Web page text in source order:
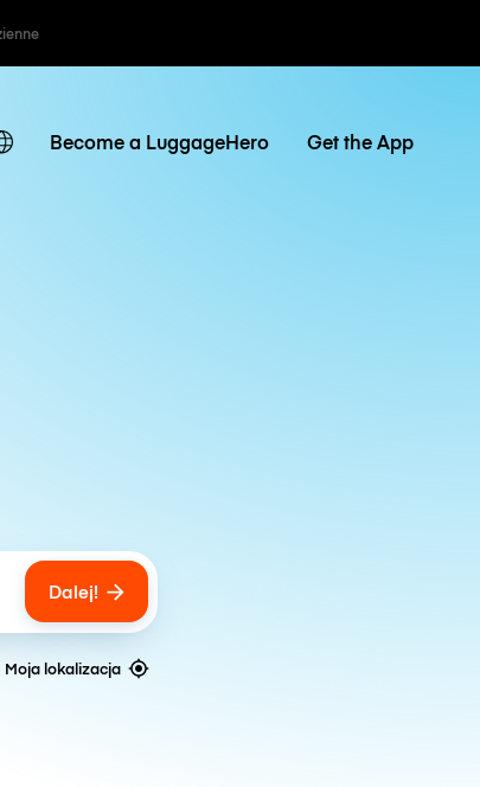
Become a LuggageHero Get the App
Dalej!
Moja lokalizacja